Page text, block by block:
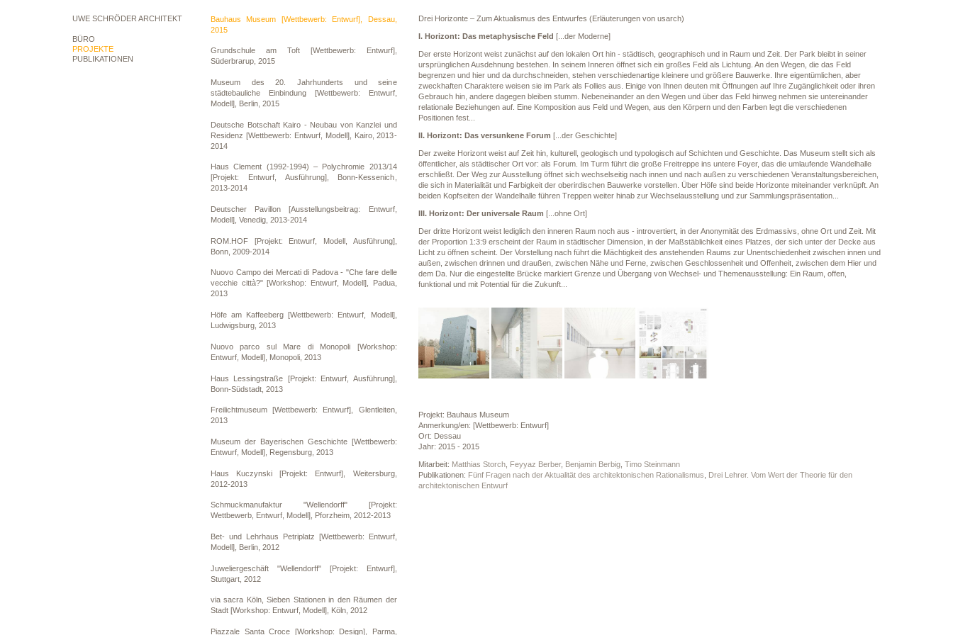
UWE SCHRÖDER ARCHITEKT
BÜRO
PROJEKTE
PUBLIKATIONEN
Bauhaus Museum [Wettbewerb: Entwurf], Dessau,
2015
Grundschule am Toft [Wettbewerb: Entwurf],
Süderbrarup, 2015
Museum des 20. Jahrhunderts und seine
städtebauliche Einbindung [Wettbewerb: Entwurf,
Modell], Berlin, 2015
Deutsche Botschaft Kairo - Neubau von Kanzlei und
Residenz [Wettbewerb: Entwurf, Modell], Kairo, 2013-
2014
Haus Clement (1992-1994) – Polychromie 2013/14
[Projekt: Entwurf, Ausführung], Bonn-Kessenich,
2013-2014
Deutscher Pavillon [Ausstellungsbeitrag: Entwurf,
Modell], Venedig, 2013-2014
ROM.HOF [Projekt: Entwurf, Modell, Ausführung],
Bonn, 2009-2014
Nuovo Campo dei Mercati di Padova - "Che fare delle
vecchie città?" [Workshop: Entwurf, Modell], Padua,
2013
Höfe am Kaffeeberg [Wettbewerb: Entwurf, Modell],
Ludwigsburg, 2013
Nuovo parco sul Mare di Monopoli [Workshop:
Entwurf, Modell], Monopoli, 2013
Haus Lessingstraße [Projekt: Entwurf, Ausführung],
Bonn-Südstadt, 2013
Freilichtmuseum [Wettbewerb: Entwurf], Glentleiten,
2013
Museum der Bayerischen Geschichte [Wettbewerb:
Entwurf, Modell], Regensburg, 2013
Haus Kuczynski [Projekt: Entwurf], Weitersburg,
2012-2013
Schmuckmanufaktur "Wellendorff" [Projekt:
Wettbewerb, Entwurf, Modell], Pforzheim, 2012-2013
Bet- und Lehrhaus Petriplatz [Wettbewerb: Entwurf,
Modell], Berlin, 2012
Juweliergeschäft "Wellendorff" [Projekt: Entwurf],
Stuttgart, 2012
via sacra Köln, Sieben Stationen in den Räumen der
Stadt [Workshop: Entwurf, Modell], Köln, 2012
Piazzale Santa Croce [Workshop: Design], Parma,
Drei Horizonte – Zum Aktualismus des Entwurfes (Erläuterungen von usarch)
I. Horizont: Das metaphysische Feld [...der Moderne]
Der erste Horizont weist zunächst auf den lokalen Ort hin - städtisch, geographisch und in Raum und Zeit. Der Park bleibt in seiner
ursprünglichen Ausdehnung bestehen. In seinem Inneren öffnet sich ein großes Feld als Lichtung. An den Wegen, die das Feld
begrenzen und hier und da durchschneiden, stehen verschiedenartige kleinere und größere Bauwerke. Ihre eigentümlichen, aber
zweckhaften Charaktere weisen sie im Park als Follies aus. Einige von Ihnen deuten mit Öffnungen auf Ihre Zugänglichkeit oder ihren
Gebrauch hin, andere dagegen bleiben stumm. Nebeneinander an den Wegen und über das Feld hinweg nehmen sie untereinander
relationale Beziehungen auf. Eine Komposition aus Feld und Wegen, aus den Körpern und den Farben legt die verschiedenen
Positionen fest...
II. Horizont: Das versunkene Forum [...der Geschichte]
Der zweite Horizont weist auf Zeit hin, kulturell, geologisch und typologisch auf Schichten und Geschichte. Das Museum stellt sich als
öffentlicher, als städtischer Ort vor: als Forum. Im Turm führt die große Freitreppe ins untere Foyer, das die umlaufende Wandelhalle
erschließt. Der Weg zur Ausstellung öffnet sich wechselseitig nach innen und nach außen zu verschiedenen Veranstaltungsbereichen,
die sich in Materialität und Farbigkeit der oberirdischen Bauwerke vorstellen. Über Höfe sind beide Horizonte miteinander verknüpft. An
beiden Kopfseiten der Wandelhalle führen Treppen weiter hinab zur Wechselausstellung und zur Sammlungspräsentation...
III. Horizont: Der universale Raum [...ohne Ort]
Der dritte Horizont weist lediglich den inneren Raum noch aus - introvertiert, in der Anonymität des Erdmassivs, ohne Ort und Zeit. Mit
der Proportion 1:3:9 erscheint der Raum in städtischer Dimension, in der Maßstäblichkeit eines Platzes, der sich unter der Decke aus
Licht zu öffnen scheint. Der Vorstellung nach führt die Mächtigkeit des anstehenden Raums zur Unentschiedenheit zwischen innen und
außen, zwischen drinnen und draußen, zwischen Nähe und Ferne, zwischen Geschlossenheit und Offenheit, zwischen dem Hier und
dem Da. Nur die eingestellte Brücke markiert Grenze und Übergang von Wechsel- und Themenausstellung: Ein Raum, offen,
funktional und mit Potential für die Zukunft...
Projekt: Bauhaus Museum
Anmerkung/en: [Wettbewerb: Entwurf]
Ort: Dessau
Jahr: 2015 - 2015
Mitarbeit: Matthias Storch, Feyyaz Berber, Benjamin Berbig, Timo Steinmann
Publikationen: Fünf Fragen nach der Aktualität des architektonischen Rationalismus
Drei Lehrer. Vom Wert der Theorie für den
architektonischen Entwurf